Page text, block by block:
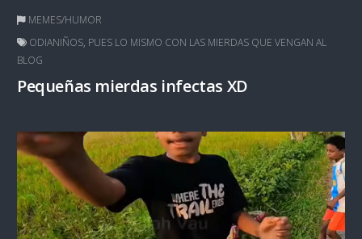
MEMES/HUMOR
ODIANIÑOS, PUES LO MISMO CON LAS MIERDAS QUE VENGAN AL
BLOG
Pequeñas mierdas infectas XD